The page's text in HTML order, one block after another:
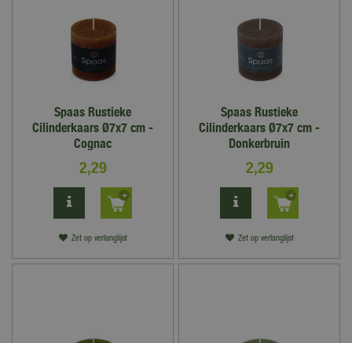
Spaas Rustieke
Cilinderkaars Ø7x7 cm -
Cognac
2,29
Zet op verlanglijst
Spaas Rustieke
Cilinderkaars Ø7x7 cm -
Donkerbruin
2,29
Zet op verlanglijst